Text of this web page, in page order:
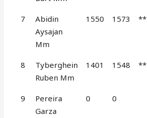
7
Abidin
Aysajan
Mm
1550 1573 **
8
Tyberghein
Ruben Mm
1401 1548 **
9
Pereira
Garza
0 0